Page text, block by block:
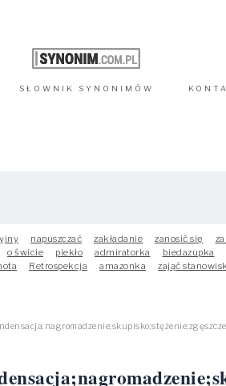
SŁOWNIK SYNONIMÓW
napuszczać zakładanie zanosić się
o świcie piekło admiratorka biedazupka
Retrospekcja amazonka zająć